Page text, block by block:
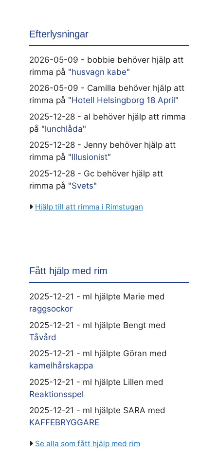
Efterlysningar
2026-05-09 - bobbie behöver hjälp att
rimma på "husvagn kabe"
2026-05-09 - Camilla behöver hjälp att
rimma på "Hotell Helsingborg 18 April"
2025-12-28 - al behöver hjälp att rimma
på "lunchlåda"
2025-12-28 - Jenny behöver hjälp att
rimma på "Illusionist"
2025-12-28 - Gc behöver hjälp att
rimma på "Svets"
Hjälp till att rimma i Rimstugan
Fått hjälp med rim
2025-12-21 - ml hjälpte Marie med
raggsockor
2025-12-21 - ml hjälpte Bengt med
Tåvård
2025-12-21 - ml hjälpte Göran med
kamelhårskappa
2025-12-21 - ml hjälpte Lillen med
Reaktionsspel
2025-12-21 - ml hjälpte SARA med
KAFFEBRYGGARE
Se alla som fått hjälp med rim